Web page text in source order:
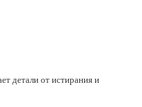
детали от истирания и